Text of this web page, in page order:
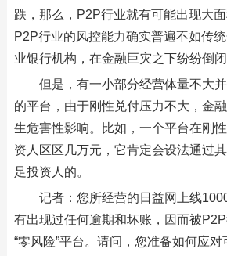
跌，那么，P2P行业就有可能出现大
P2P行业的风控能力确实普遍不如传
业银行机构，在金融巨灾之下纷纷倒闭
但是，有一小部分经营体量不大
的平台，由于刚性兑付压力不大，金
生危害性影响。比如，一个平台在刚
资人区区几万元，它肯定会设法通过
足投资人的。
记者：您所经营的日益网上线
有出现过任何逾期和坏账，因而被
“零风险”平台。请问，您准备如何应